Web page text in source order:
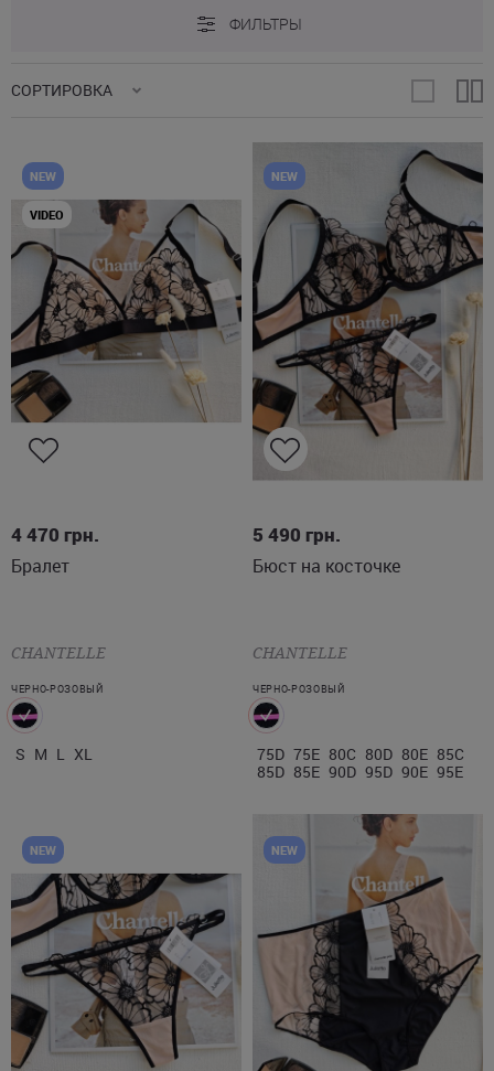
ФИЛЬТРЫ
СОРТИРОВКА
NEW
VIDEO
4 470 грн.
Бралет
CHANTELLE
ЧЕРНО-РОЗОВЫЙ
S M L XL
NEW
90E
5 490 грн.
Бюст на косточке
CHANTELLE
ЧЕРНО-РОЗОВЫЙ
75D 75E 80C 80D 80E 85C
85D 85E 90D 95D 90E 95E
NEW NEW